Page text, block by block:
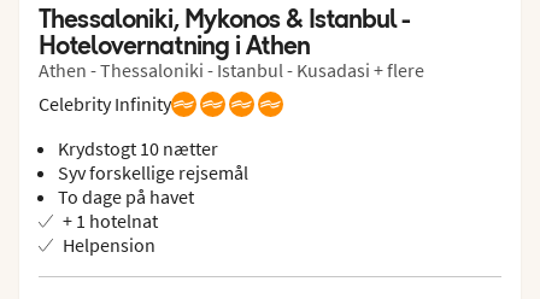
Thessaloniki, Mykonos & Istanbul -
Hotelovernatning i Athen
Athen - Thessaloniki - Istanbul - Kusadasi + flere
Celebrity Infinity
Krydstogt 10 nætter
Syv forskellige rejsemål
To dage på havet
+ 1 hotelnat
Helpension